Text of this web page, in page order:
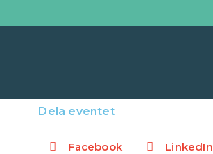
Dela eventet
Facebook LinkedIn